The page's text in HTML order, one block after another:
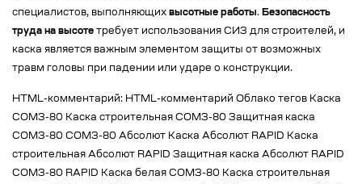
специалистов, выполняющих высотные работы. Безопасность
труда на высоте требует использования СИЗ для строителей, и
каска является важным элементом защиты от возможных
травм головы при падении или ударе о конструкции.
HTML-комментарий: HTML-комментарий Облако тегов Каска
СОМЗ-80 Каска строительная СОМЗ-80 Защитная каска
СОМЗ-80 СОМЗ-80 Абсолют Каска Абсолют RAPID Каска
строительная Абсолют RAPID Защитная каска Абсолют RAPID
СОМЗ-80 RAPID Каска белая СОМЗ-80 Каска строительная